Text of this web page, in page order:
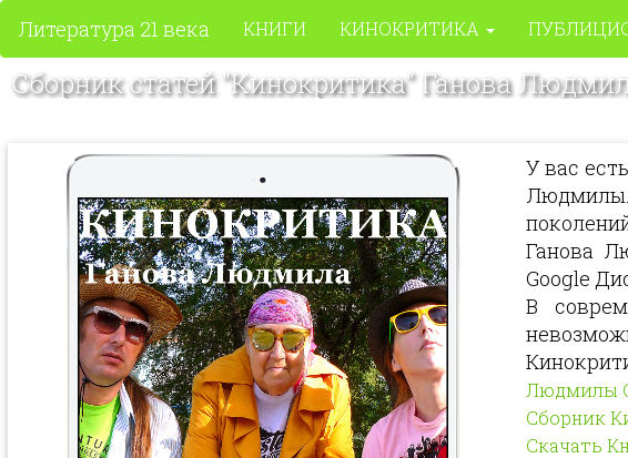
Литература 21 века КНИГИ КИНОКРИТИКА
Сборник статей "Кинокритика" Ганова
У вас
Ганова
Google
В
Людмилы
Сборник
Скачать